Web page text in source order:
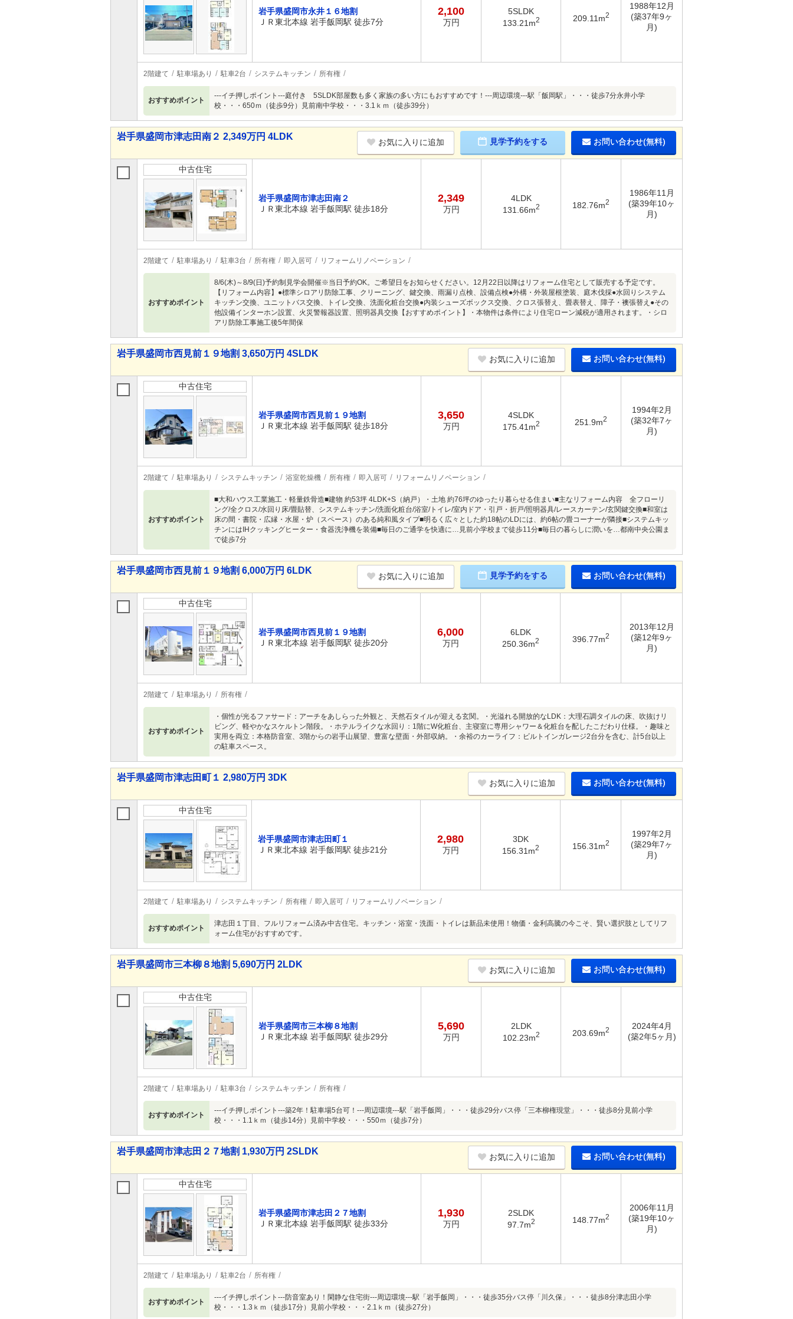
岩手県盛岡市永井１６地割
ＪＲ東北本線 岩手飯岡駅 徒歩7分
2,100
万円
5SLDK
133.21m2 209.11m2
1988年12月
(築37年9ヶ
月)
2階建て 駐車場あり 駐車2台 システムキッチン 所有権
おすすめポイント
---イチ押しポイント---庭付き 5SLDK部屋数も多く家族の多い方にもおすすめです！---周辺環境---駅「飯岡駅」・・・徒歩7分永井小学
校・・・650ｍ（徒歩9分）見前南中学校・・・3.1ｋｍ（徒歩39分）
岩手県盛岡市津志田南２ 2,349万円 4LDK
お気に入りに追加 見学予約をする お問い合わせ(無料)
中古住宅
岩手県盛岡市津志田南２
ＪＲ東北本線 岩手飯岡駅 徒歩18分
2,349
万円
4LDK
131.66m2 182.76m2
1986年11月
(築39年10ヶ
月)
2階建て 駐車場あり 駐車3台 所有権 即入居可 リフォームリノベーション
おすすめポイント
8/6(木)～8/9(日)予約制見学会開催※当日予約OK。ご希望日をお知らせください。12月22日以降はリフォーム住宅として販売する予定です。
【リフォーム内容】●標準シロアリ防除工事、クリーニング、鍵交換、雨漏り点検、設備点検●外構・外装屋根塗装、庭木伐採●水回りシステム
キッチン交換、ユニットバス交換、トイレ交換、洗面化粧台交換●内装シューズボックス交換、クロス張替え、畳表替え、障子・襖張替え●その
他設備インターホン設置、火災警報器設置、照明器具交換【おすすめポイント】・本物件は条件により住宅ローン減税が適用されます。・シロ
アリ防除工事施工後5年間保
岩手県盛岡市西見前１９地割 3,650万円 4SLDK
お気に入りに追加 お問い合わせ(無料)
中古住宅
岩手県盛岡市西見前１９地割
ＪＲ東北本線 岩手飯岡駅 徒歩18分
3,650
万円
4SLDK
175.41m2 251.9m2
1994年2月
(築32年7ヶ
月)
2階建て 駐車場あり システムキッチン 浴室乾燥機 所有権 即入居可 リフォームリノベーション
おすすめポイント
■大和ハウス工業施工・軽量鉄骨造■建物 約53坪 4LDK+S（納戸）・土地 約76坪のゆったり暮らせる住まい■主なリフォーム内容 全フローリ
ング/全クロス/水回り床/畳貼替、システムキッチン/洗面化粧台/浴室/トイレ/室内ドア・引戸・折戸/照明器具/レースカーテン/玄関鍵交換■和室は
床の間・書院・広縁・水屋・炉（スペース）のある純和風タイプ■明るく広々とした約18帖のLDには、約6帖の畳コーナーが隣接■システムキッ
チンにはIHクッキングヒーター・食器洗浄機を装備■毎日のご通学を快適に…見前小学校まで徒歩11分■毎日の暮らしに潤いを…都南中央公園ま
で徒歩7分
岩手県盛岡市西見前１９地割 6,000万円 6LDK
お気に入りに追加 見学予約をする お問い合わせ(無料)
中古住宅
岩手県盛岡市西見前１９地割
ＪＲ東北本線 岩手飯岡駅 徒歩20分
6,000
万円
6LDK
250.36m2 396.77m2
2013年12月
(築12年9ヶ
月)
2階建て 駐車場あり 所有権
おすすめポイント
・個性が光るファサード：アーチをあしらった外観と、天然石タイルが迎える玄関。・光溢れる開放的なLDK：大理石調タイルの床、吹抜けリ
ビング、軽やかなスケルトン階段。・ホテルライクな水回り：1階にW化粧台、主寝室に専用シャワー＆化粧台を配したこだわり仕様。・趣味と
実用を両立：本格防音室、3階からの岩手山展望、豊富な壁面・外部収納。・余裕のカーライフ：ビルトインガレージ2台分を含む、計5台以上
の駐車スペース。
岩手県盛岡市津志田町１ 2,980万円 3DK
お気に入りに追加 お問い合わせ(無料)
中古住宅
岩手県盛岡市津志田町１
ＪＲ東北本線 岩手飯岡駅 徒歩21分
2,980
万円
3DK
156.31m2 156.31m2
1997年2月
(築29年7ヶ
月)
2階建て 駐車場あり システムキッチン 所有権 即入居可 リフォームリノベーション
おすすめポイント
津志田１丁目、フルリフォーム済み中古住宅。キッチン・浴室・洗面・トイレは新品未使用！物価・金利高騰の今こそ、賢い選択肢としてリフ
ォーム住宅がおすすめです。
岩手県盛岡市三本柳８地割 5,690万円 2LDK
お気に入りに追加 お問い合わせ(無料)
中古住宅
岩手県盛岡市三本柳８地割
ＪＲ東北本線 岩手飯岡駅 徒歩29分
5,690
万円
2LDK
102.23m2 203.69m2
2024年4月
(築2年5ヶ月)
2階建て 駐車場あり 駐車3台 システムキッチン 所有権
おすすめポイント
---イチ押しポイント---築2年！駐車場5台可！---周辺環境---駅「岩手飯岡」・・・徒歩29分バス停「三本柳権現堂」・・・徒歩8分見前小学
校・・・1.1ｋｍ（徒歩14分）見前中学校・・・550ｍ（徒歩7分）
岩手県盛岡市津志田２７地割 1,930万円 2SLDK
お気に入りに追加 お問い合わせ(無料)
中古住宅
岩手県盛岡市津志田２７地割
ＪＲ東北本線 岩手飯岡駅 徒歩33分
1,930
万円
2SLDK
97.7m2 148.77m2
2006年11月
(築19年10ヶ
月)
2階建て 駐車場あり 駐車2台 所有権
おすすめポイント
---イチ押しポイント---防音室あり！閑静な住宅街---周辺環境---駅「岩手飯岡」・・・徒歩35分バス停「川久保」・・・徒歩8分津志田小学
校・・・1.3ｋｍ（徒歩17分）見前小学校・・・2.1ｋｍ（徒歩27分）